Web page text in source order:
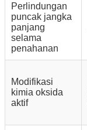
Perlindungan
puncak jangka
panjang
selama
penahanan
Modifikasi
kimia oksida
aktif